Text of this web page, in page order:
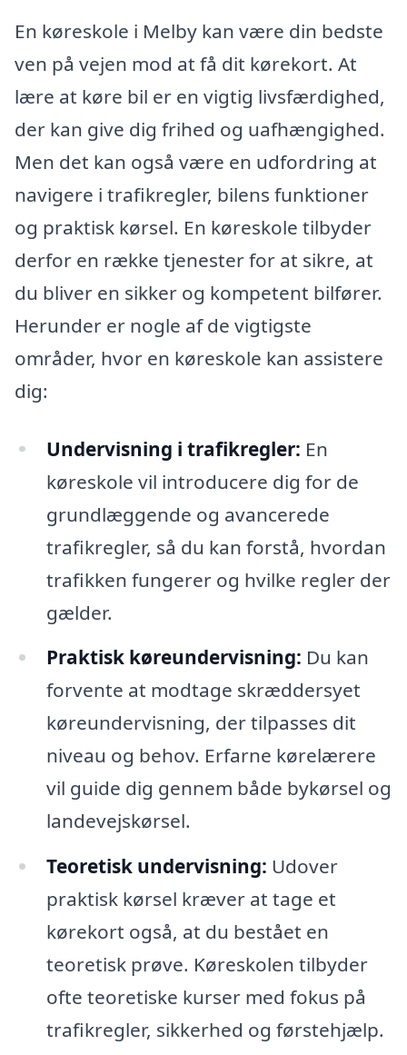
En køreskole i Melby kan være din bedste
ven på vejen mod at få dit kørekort. At
lære at køre bil er en vigtig livsfærdighed,
der kan give dig frihed og uafhængighed.
Men det kan også være en udfordring at
navigere i trafikregler, bilens funktioner
og praktisk kørsel. En køreskole tilbyder
derfor en række tjenester for at sikre, at
du bliver en sikker og kompetent bilfører.
Herunder er nogle af de vigtigste
områder, hvor en køreskole kan assistere
dig:
Undervisning i trafikregler: En
køreskole vil introducere dig for de
grundlæggende og avancerede
trafikregler, så du kan forstå, hvordan
trafikken fungerer og hvilke regler der
gælder.
Praktisk køreundervisning: Du kan
forvente at modtage skræddersyet
køreundervisning, der tilpasses dit
niveau og behov. Erfarne kørelærere
vil guide dig gennem både bykørsel og
landevejskørsel.
Teoretisk undervisning: Udover
praktisk kørsel kræver at tage et
kørekort også, at du bestået en
teoretisk prøve. Køreskolen tilbyder
ofte teoretiske kurser med fokus på
trafikregler, sikkerhed og førstehjælp.